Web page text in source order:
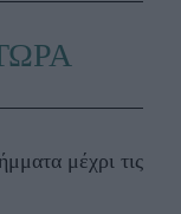
μέχρι τις